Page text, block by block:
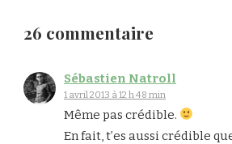
26 commentaire
Sébastien Natroll
1 avril 2013 à 12 h 48 min
Même pas crédible.
En fait, t’es aussi crédible